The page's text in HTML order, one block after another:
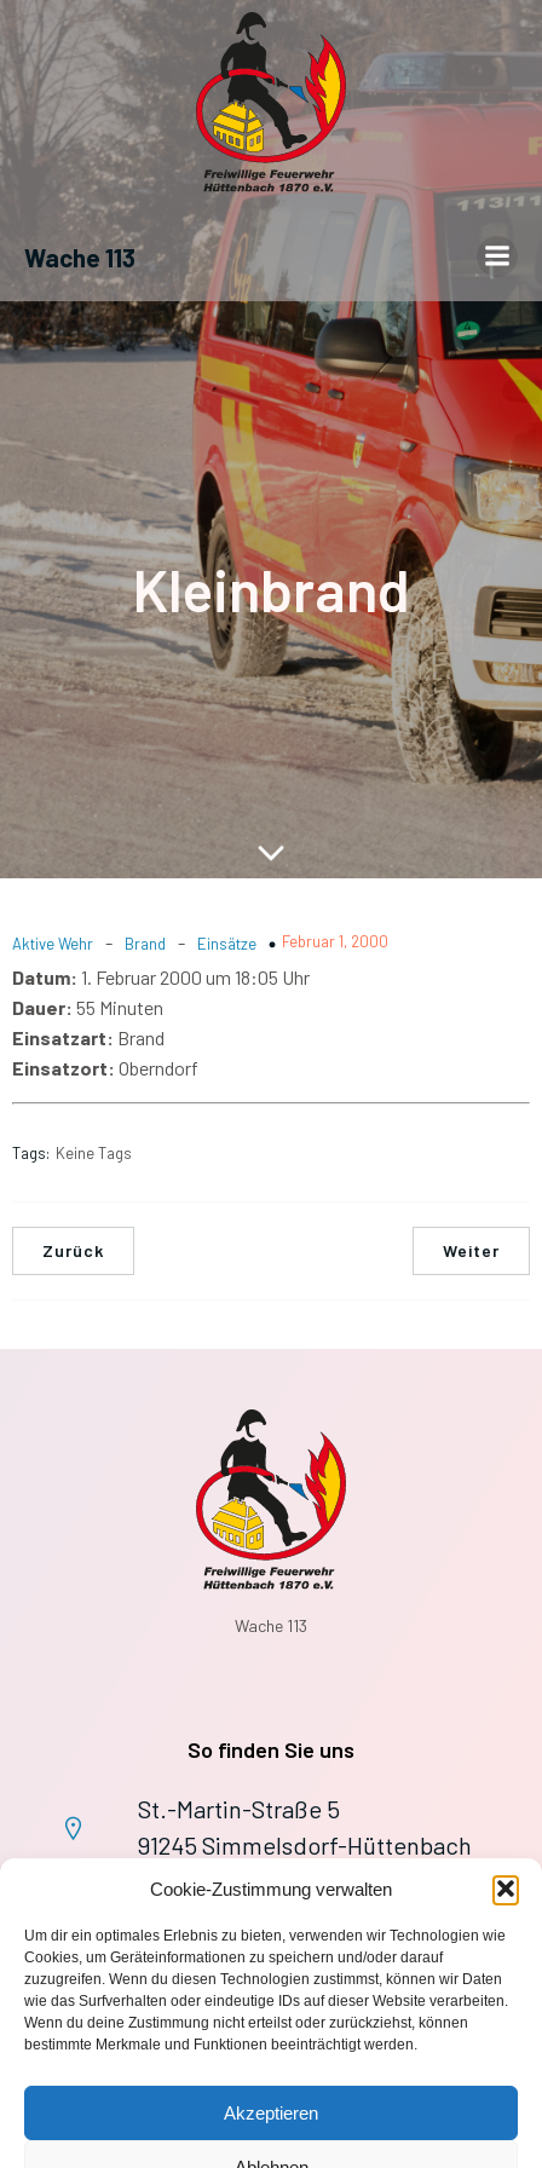
Cookie-Zustimmung verwalten
Um dir ein optimales Erlebnis zu bieten, verwenden wir Technologien wie
Cookies, um Geräteinformationen zu speichern und/oder darauf
zuzugreifen. Wenn du diesen Technologien zustimmst, können wir Daten
wie das Surfverhalten oder eindeutige IDs auf dieser Website verarbeiten.
Wenn du deine Zustimmung nicht erteilst oder zurückziehst, können
bestimmte Merkmale und Funktionen beeinträchtigt werden.
Akzeptieren
Wache 113
Kleinbrand
Aktive Wehr - Brand - Einsätze Februar 1, 2000
Datum: 1. Februar 2000 um 18:05 Uhr
Dauer: 55 Minuten
Einsatzart: Brand
Einsatzort: Oberndorf
Tags: Keine Tags
Zurück Weiter
Wache 113
So finden Sie uns
St.-Martin-Straße 5
91245 Simmelsdorf-Hüttenbach
+49 9155 9279727
wache113@ff-huettenbach.de